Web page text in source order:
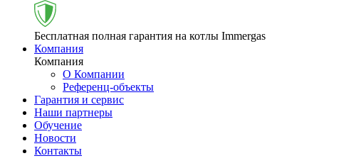
Бесплатная полная гарантия на котлы Immergas
Компания
Компания
О Компании
Референц-объекты
Гарантия и сервис
Наши партнеры
Обучение
Новости
Контакты